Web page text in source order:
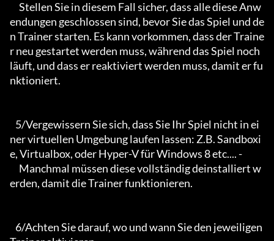
endungen geschlossen sind, bevor Sie das Spiel und de
n Trainer starten. Es kann vorkommen, dass der Traine
r neu gestartet werden muss, während das Spiel noch
läuft, und dass er reaktiviert werden muss, damit er fu
nktioniert.
ner virtuellen Umgebung laufen lassen: Z.B. Sandboxi
e, Virtualbox, oder Hyper-V für Windows 8 etc.... -
erden, damit die Trainer funktionieren.